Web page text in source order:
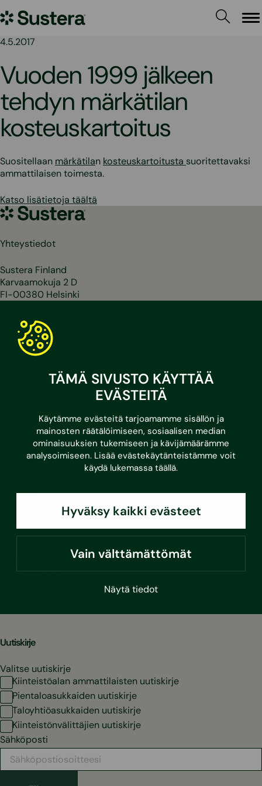
TÄMÄ SIVUSTO KÄYTTÄÄ
EVÄSTEITÄ
Käytämme evästeitä tarjoamamme sisällön ja
mainosten räätälöimiseen, sosiaalisen median
ominaisuuksien tukemiseen ja kävijämäärämme
analysoimiseen. Lisää evästekäytänteistämme voit
käydä lukemassa täällä.
Hyväksy kaikki evästeet
Vain välttämättömät
Näytä tiedot
sisältöön
Sustera
4.5.2017
Vuoden 1999 jälkeen
tehdyn märkätilan
kosteuskartoitus
Suositellaan märkätilan kosteuskartoitusta suoritettavaksi
ammattilaisen toimesta.
Katso lisätietoja täältä
Sustera
Yhteystiedot
Sustera Finland
Karvaamokuja 2 D
FI-00380 Helsinki
030 670 5500
asiakaspalvelu@sustera.com
Puhelut 030/010-alkuisiin numeroihin hinnoitellaan
soittavan operaattorin mukaan.
LinkedInFacebook
Instagram
Youtube
Yritykset
Ura Susteralla
Uutiskirje
Valitse uutiskirje
Kiinteistöalan ammattilaisten uutiskirje
Pientaloasukkaiden uutiskirje
Taloyhtiöasukkaiden uutiskirje
Kiinteistönvälittäjien uutiskirje
Sähköposti